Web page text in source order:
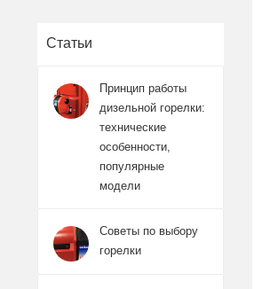
Статьи
Принцип работы
дизельной горелки:
технические
особенности,
популярные
модели
Советы по выбору
горелки